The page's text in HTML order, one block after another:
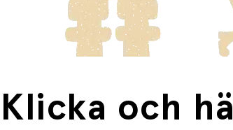
Klicka och